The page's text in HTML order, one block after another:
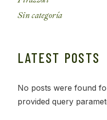
Sin categoría
LATEST POSTS
No posts were found
provided query